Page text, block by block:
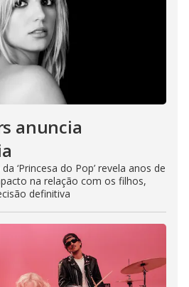
anuncia
‘Princesa do Pop’ revela anos de
na relação com os filhos,
definitiva